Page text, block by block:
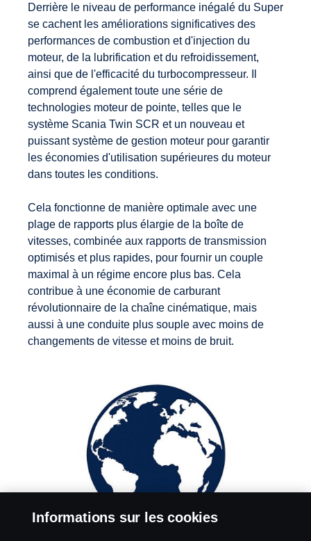
Derrière le niveau de performance inégalé du Super
se cachent les améliorations significatives des
performances de combustion et d'injection du
moteur, de la lubrification et du refroidissement,
ainsi que de l'efficacité du turbocompresseur. Il
comprend également toute une série de
technologies moteur de pointe, telles que le
système Scania Twin SCR et un nouveau et
puissant système de gestion moteur pour garantir
les économies d'utilisation supérieures du moteur
dans toutes les conditions.
Cela fonctionne de manière optimale avec une
plage de rapports plus élargie de la boîte de
vitesses, combinée aux rapports de transmission
optimisés et plus rapides, pour fournir un couple
maximal à un régime encore plus bas. Cela
contribue à une économie de carburant
révolutionnaire de la chaîne cinématique, mais
aussi à une conduite plus souple avec moins de
changements de vitesse et moins de bruit.
Informations sur les cookies